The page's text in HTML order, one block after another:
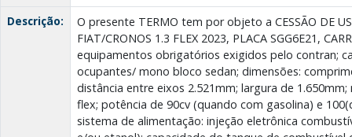
Descrição:
O presente TERMO tem por objeto a CESSÃO DE
FIAT/CRONOS 1.3 FLEX 2023, PLACA SGG6E21,
equipamentos obrigatórios exigidos pelo contran;
ocupantes/ mono bloco sedan; dimensões:
distância entre eixos 2.521mm; largura de
flex; potência de 90cv (quando com gasolina) e
sistema de alimentação: injeção eletrônica